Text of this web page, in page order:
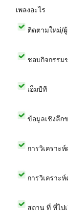
เพลงอะไร
ติดตามใหม่/
ชอบกิจกรรม
เอ็มบีที
ข้อมูลเชิงลึก
การวิเคราะ
การวิเคราะ
สถาน ที่ ที่ไป